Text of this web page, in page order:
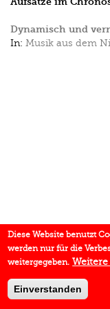
Dynamisch und
In: Musik aus dem
Diese Website benutzt
werden nur für die
weitergegeben.
Einverstanden